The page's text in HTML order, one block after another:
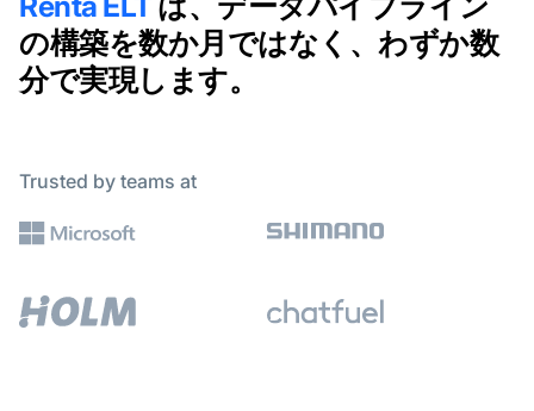
の構築を数か月ではなく、わずか数
分で実現します。
Trusted by teams at